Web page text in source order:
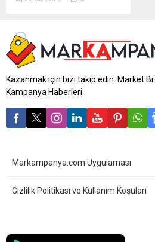
11 sayfalık A101
ürünleri, küçük ev aletleri,
oyuncaklar ve elektrikli
taşıtlardan onlarca üründe
kampanyalı fiyatlar sizi
bekliyor. Güncel A101
indirimlerini ve fırsatlarını
kaçırmayın! A101 2
Temmuz – 8 Temmuz Aldın
Kazanmak için bizi takip edin. Market
Kampanya Haberleri.
Markampanya.com Uygulaması
Gizlilik Politikası ve Kullanım Koşuları